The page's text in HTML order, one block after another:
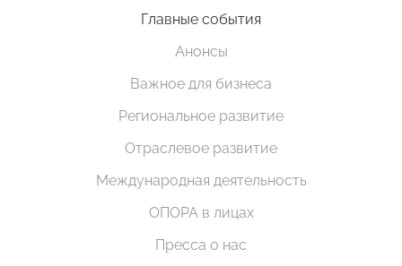
Главные события
Анонсы
Важное для бизнеса
Региональное развитие
Отраслевое развитие
Международная деятельность
ОПОРА в лицах
Пресса о нас